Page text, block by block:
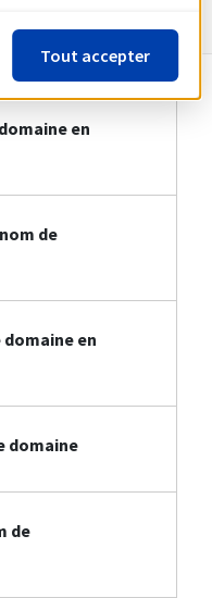
en
de
en
domaine
de
Tout accepter